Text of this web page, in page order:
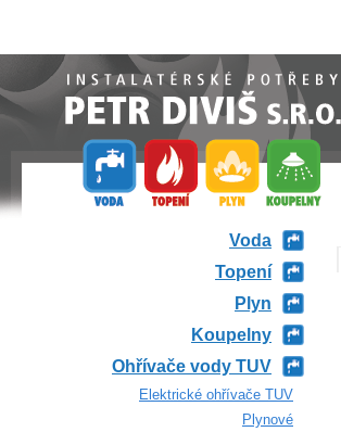
Instalatérské potřeby - PETR DIVIŠ
Voda
Topení
Plyn
Koupelny
Ohřívače vody TUV
Elektrické ohřívače TUV
Plynové